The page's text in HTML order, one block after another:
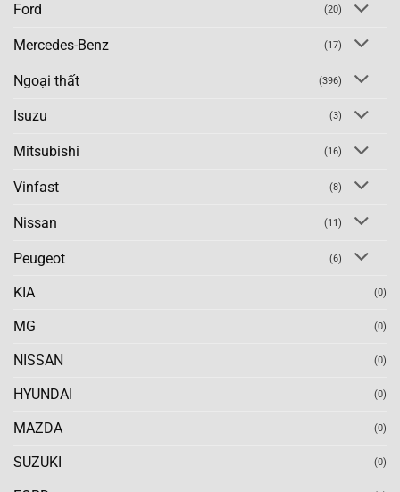
Ford (20)
Mercedes-Benz (17)
Ngoại thất (396)
Isuzu (3)
Mitsubishi (16)
Vinfast (8)
Nissan (11)
Peugeot (6)
KIA (0)
MG (0)
NISSAN (0)
HYUNDAI (0)
MAZDA (0)
SUZUKI (0)